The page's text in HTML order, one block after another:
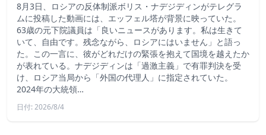
8月3日、ロシアの反体制派ボリス・ナデジディンがテレグラ
ムに投稿した動画には、エッフェル塔が背景に映っていた。
63歳の元下院議員は「良いニュースがあります。私は生きて
いて、自由です。残念ながら、ロシアにはいません」と語っ
た。この一言に、彼がどれだけの緊張を抱えて国境を越えたか
が表れている。ナデジディンは「過激主義」で有罪判決を受
け、ロシア当局から「外国の代理人」に指定されていた。
2024年の大統領…
日付: 2026/8/4